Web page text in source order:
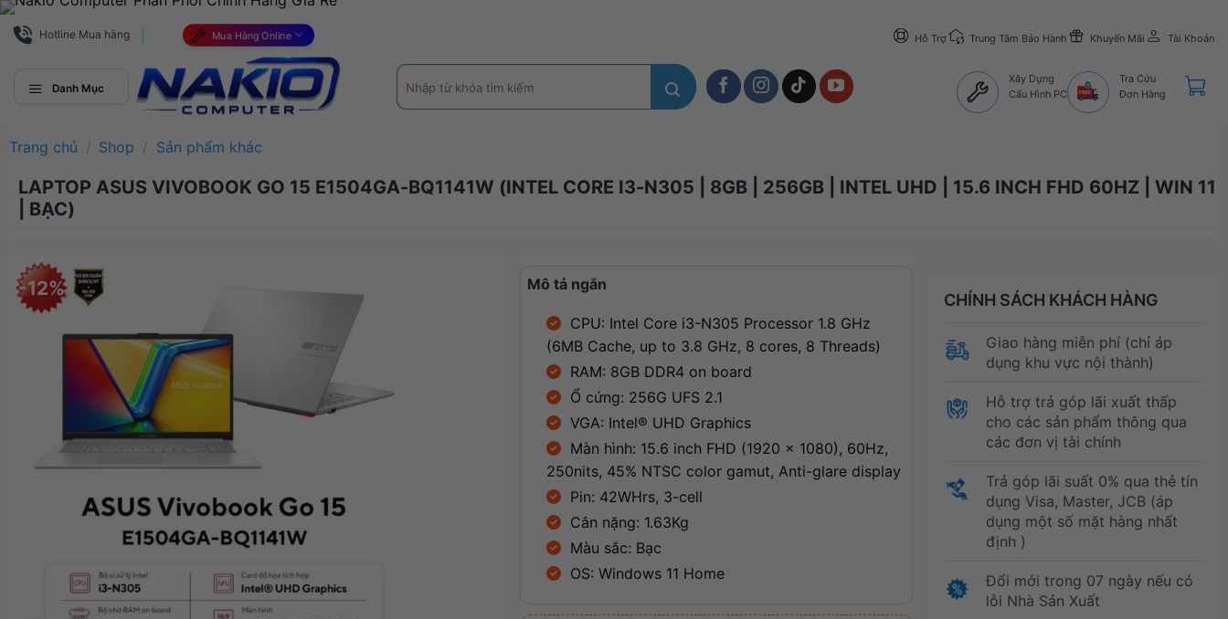
Bỏ
qua
Hotline Mua hàng Mua Hàng Online Hỗ Trợ Trung Tâm Bảo Hành Khuyến Mãi Tài Khoản
Danh Mục
Tìm
kiếm:
Xây Dựng
Cấu Hình PC
Tra Cứu
Đơn Hàng
Trang chủ / Shop / Sản phẩm khác
LAPTOP ASUS VIVOBOOK GO 15 E1504GA-BQ1141W (INTEL CORE I3-N305 | 8GB | 256GB | INTEL UHD | 15.6 INCH FHD 60HZ | WIN 11
| BẠC)
-12% Mô tả ngắn
CPU: Intel Core i3-N305 Processor 1.8 GHz
(6MB Cache, up to 3.8 GHz, 8 cores, 8 Threads)
RAM: 8GB DDR4 on board
Ổ cứng: 256G UFS 2.1
VGA: Intel® UHD Graphics
Màn hình: 15.6 inch FHD (1920 x 1080), 60Hz,
250nits, 45% NTSC color gamut, Anti-glare display
Pin: 42WHrs, 3-cell
Cân nặng: 1.63Kg
Màu sắc: Bạc
OS: Windows 11 Home
CHÍNH SÁCH KHÁCH HÀNG
Giao hàng miễn phí (chỉ áp
dụng khu vực nội thành)
Hỗ trợ trả góp lãi xuất thấp
cho các sản phẩm thông qua
các đơn vị tài chính
Trả góp lãi suất 0% qua thẻ tín
dụng Visa, Master, JCB (áp
dụng một số mặt hàng nhất
định )
Đổi mới trong 07 ngày nếu có
lỗi Nhà Sản Xuất